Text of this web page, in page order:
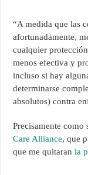
“A medida que las
afortunadamente,
cualquier
menos efectiva y
incluso si hay
determinarse
absolutos) contra
Precisamente
Care Alliance, que
que me quitaranla